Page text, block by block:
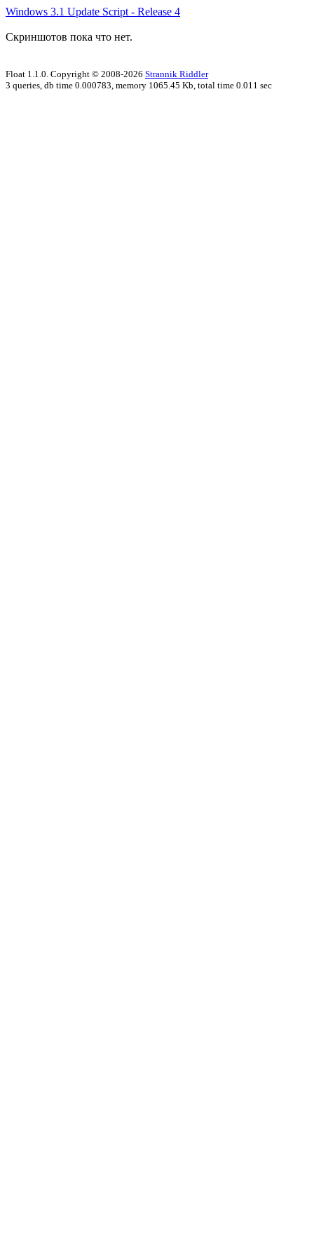
Windows 3.1 Update Script - Release 4
Скриншотов пока что нет.
Float 1.1.0. Copyright © 2008-2026 Strannik Riddler
3 queries, db time 0.000783, memory 1065.45 Kb, total time 0.011 sec